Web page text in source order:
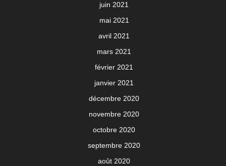
juin 2021
mai 2021
avril 2021
mars 2021
février 2021
janvier 2021
décembre 2020
novembre 2020
octobre 2020
septembre 2020
août 2020